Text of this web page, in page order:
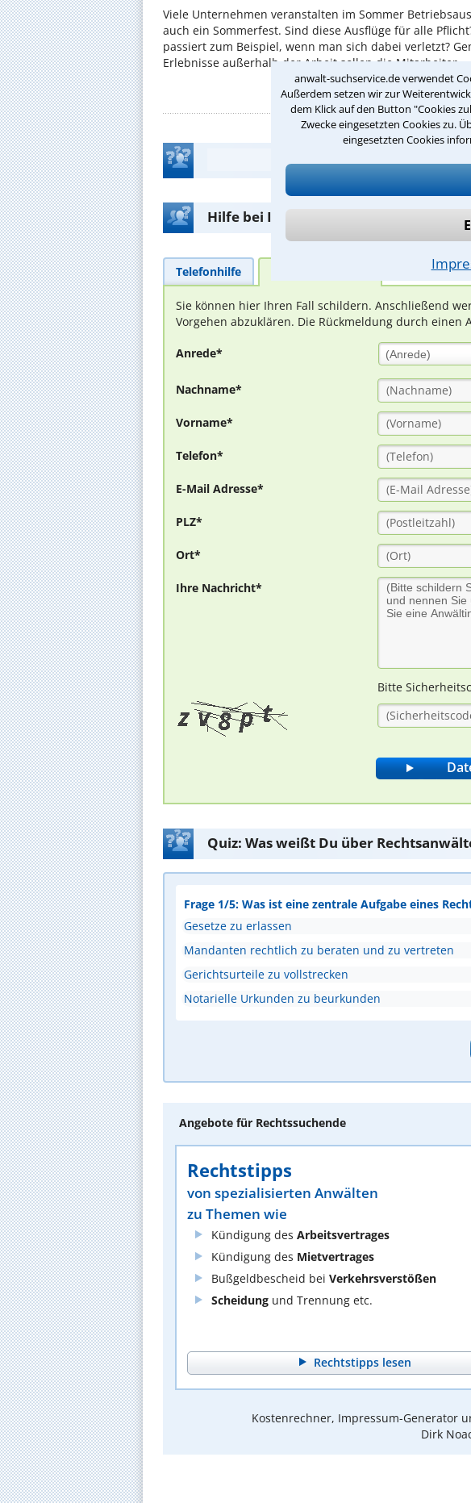
anwalt-suchservice.de verwendet
Außerdem setzen wir zur
dem Klick auf den Button "Cookies
Zwecke eingesetzten Cookies zu.
eingesetzten Cookies
Viele Unternehmen veranstalten im Sommer
auch ein Sommerfest. Sind diese Ausflüge für alle
passiert zum Beispiel, wenn man sich dabei verletzt?
Erlebnisse außerhalb der Arbeit sollen die Mitarbeiter ...
Hilfe bei Ihrer Anwaltsuche?
Telefonhilfe
Sie können hier Ihren Fall schildern. Anschließend
Vorgehen abzuklären. Die Rückmeldung durch einen
Anrede* (Anrede)
Nachname*
Vorname*
Telefon*
E-Mail Adresse*
PLZ*
Ort*
Ihre Nachricht*
Bitte
Quiz: Was weißt Du über
Frage 1/5: Was ist eine zentrale Aufgabe eines
Gesetze zu erlassen
Mandanten rechtlich zu beraten und zu vertreten
Gerichtsurteile zu vollstrecken
Notarielle Urkunden zu beurkunden
Angebote für Rechtssuchende
Rechtstipps
von spezialisierten Anwälten
zu Themen wie
Kündigung des Arbeitsvertrages
Kündigung des Mietvertrages
Bußgeldbescheid bei Verkehrsverstößen
Scheidung und Trennung etc.
Rechtstipps lesen
Kostenrechner, Impressum-Generator
Dirk